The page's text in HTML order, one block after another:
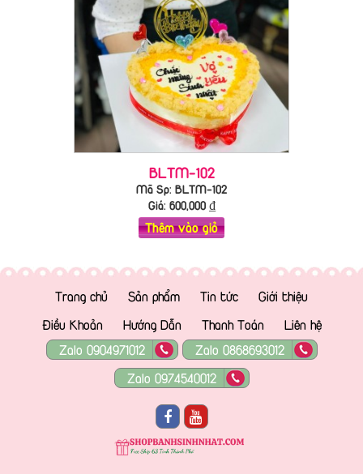
BLTM-102
Mã Sp: BLTM-102
Giá: 600,000₫
Thêm vào giỏ
Trang chủ Sản phẩm Tin tức
Giới thiệu
Điều Khoản
Hướng Dẫn Thanh Toán
Liên hệ
Zalo 0904971012
Zalo 0868693012
Zalo 0974540012